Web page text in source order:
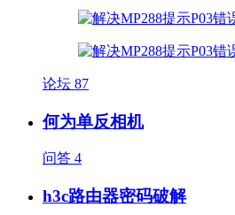
论坛 87
何为单反相机
问答 4
h3c路由器密码破解